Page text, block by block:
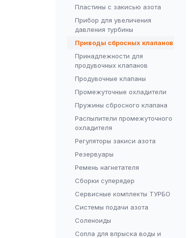
Пластины с закисью азота
Прибор для увеличения
давления турбины
Приводы сбросных клапанов
Принадлежности для
продувочных клапанов
Продувочные клапаны
Промежуточные охладители
Пружины сбросного клапана
Распылители промежуточного
охладителя
Регуляторы закиси азота
Резервуары
Ремень нагнетателя
Сборки суперядер
Сервисные комплекты ТУРБО
Системы подачи азота
Соленоиды
Сопла для впрыска воды и